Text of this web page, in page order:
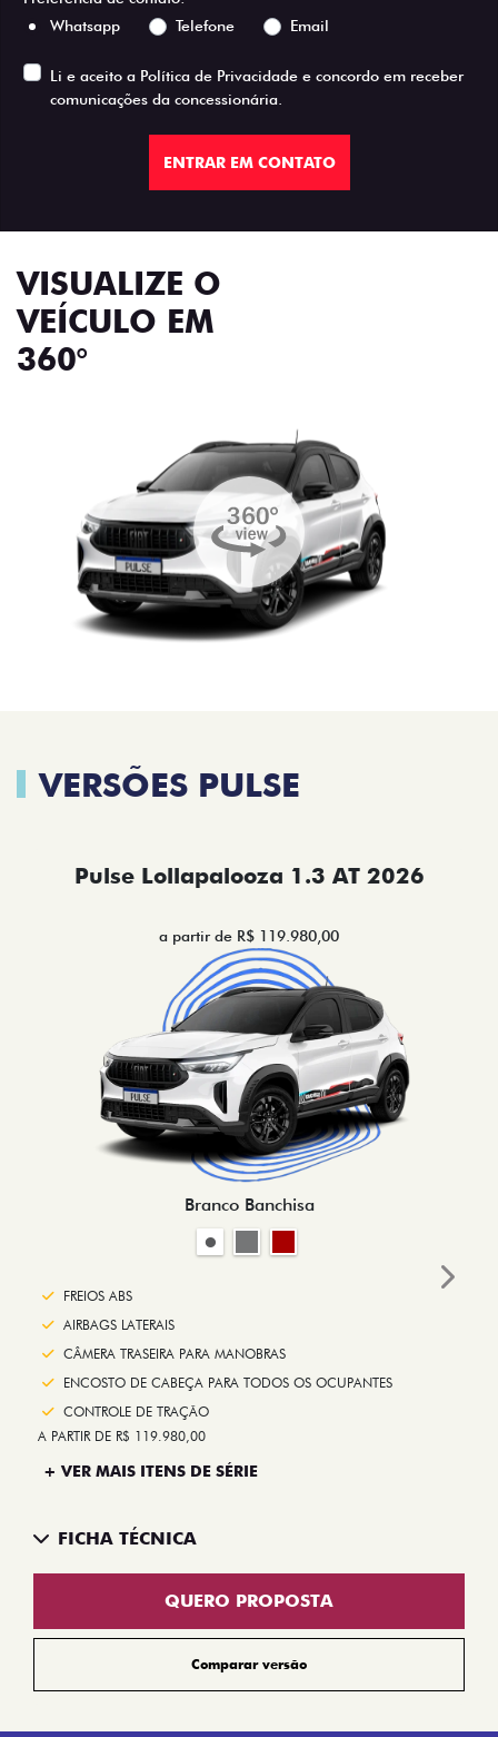
Whatsapp
Telefone Email
Li e aceito a Política de Privacidade e concordo em receber
comunicações da concessionária.
ENTRAR EM CONTATO
VISUALIZE O
VEÍCULO EM
360°
VERSÕES PULSE
Pulse Lollapalooza 1.3 AT 2026
a partir de R$ 119.980,00
Branco Banchisa
FREIOS ABS
AIRBAGS LATERAIS
CÂMERA TRASEIRA PARA MANOBRAS
ENCOSTO DE CABEÇA PARA TODOS OS OCUPANTES
CONTROLE DE TRAÇÃO
A PARTIR DE R$ 119.980,00
+ VER MAIS ITENS DE SÉRIE
FICHA TÉCNICA
QUERO PROPOSTA
Comparar versão
Next